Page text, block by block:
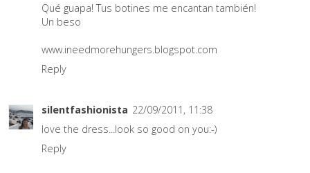
Qué guapa! Tus botines me encantan también!
Un beso
www.ineedmorehungers.blogspot.com
Reply
silentfashionista 22/09/2011, 11:38
love the dress...look so good on you:-)
Reply